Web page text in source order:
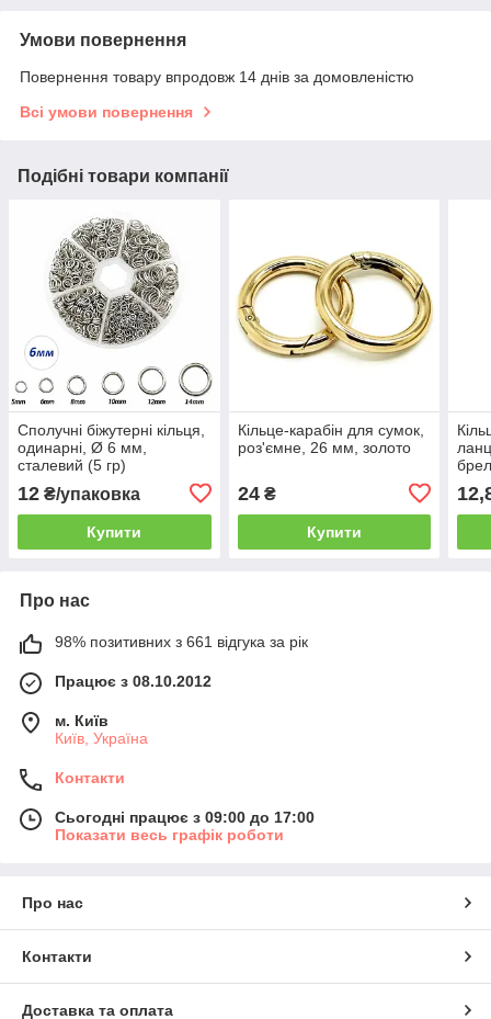
Умови повернення
Повернення товару впродовж 14 днів за домовленістю
Всі умови повернення
Подібні товари компанії
Сполучні біжутерні кільця,
одинарні, Ø 6 мм,
сталевий (5 гр)
12 ₴/упаковка
Купити
Кільце-карабін для сумок,
роз'ємне, 26 мм, золото
24₴
Купити
Про нас
98% позитивних з 661 відгука за рік
Працює з 08.10.2012
м. Київ
Київ, Україна
Контакти
Сьогодні працює з 09:00 до 17:00
Показати весь графік роботи
Про нас
Контакти
Доставка та оплата